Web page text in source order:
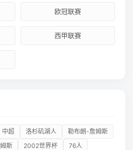
欧冠联赛
西甲联赛
中超 洛杉矶湖人
勒布朗-詹姆斯
斯 2002世界杯
76人